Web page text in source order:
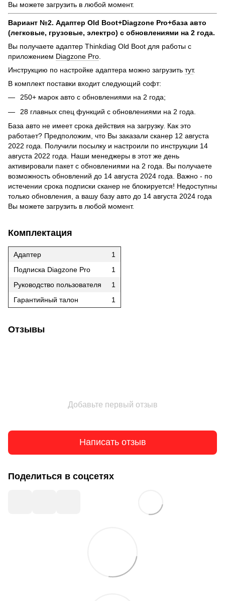
Вы можете загрузить в любой момент.
Вариант №2. Адаптер Old Boot+Diagzone Pro+база авто
(легковые, грузовые, электро) с обновлениями на 2 года.
Вы получаете адаптер Thinkdiag Old Boot для работы с
приложением Diagzone Pro
Инструкцию по настройке адаптера можно загрузить тут.
В комплект поставки входит следующий софт:
250+ марок авто с обновлениями на 2 года;
28 главных спец функций с обновлениями на 2 года.
База авто не имеет срока действия на загрузку. Как это
работает? Предположим, что Вы заказали сканер 12 августа
2022 года. Получили посылку и настроили по инструкции 14
августа 2022 года. Наши менеджеры в этот же день
активировали пакет с обновлениями на 2 года. Вы получаете
возможность обновлений до 14 августа 2024 года. Важно - по
истечении срока подписки сканер не блокируется! Недоступны
только обновления, а вашу базу авто до 14 августа 2024 года
Вы можете загрузить в любой момент.
Комплектация
Адаптер
1
Подписка Diagzone Pro
1
Руководство пользователя
1
Гарантийный талон
1
Отзывы
Добавьте первый отзыв
Написать отзыв
Поделиться в соцсетях